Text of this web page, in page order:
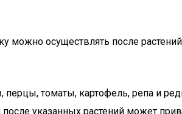
можно осуществлять после
перцы, томаты, картофель, репа и
после указанных растений может